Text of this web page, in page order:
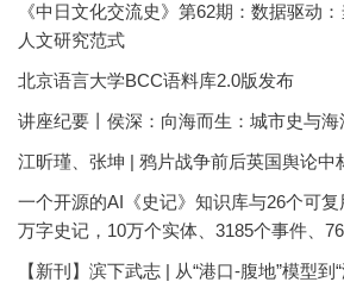
《中日文化交流史》第62期：数据驱动
人文研究范式
北京语言大学BCC语料库2.0版发布
讲座纪要丨侯深：向海而生：城市史与海
江昕瑾、张坤 | 鸦片战争前后英国舆论中
一个开源的AI《史记》知识库与26个可
万字史记，10万个实体、3185个事件、
【新刊】滨下武志 | 从“港口-腹地”模型